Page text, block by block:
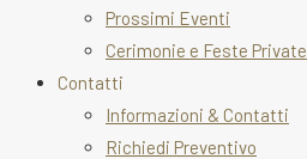
Prossimi Eventi
Cerimonie e Feste Private
Contatti
Informazioni & Contatti
Richiedi Preventivo